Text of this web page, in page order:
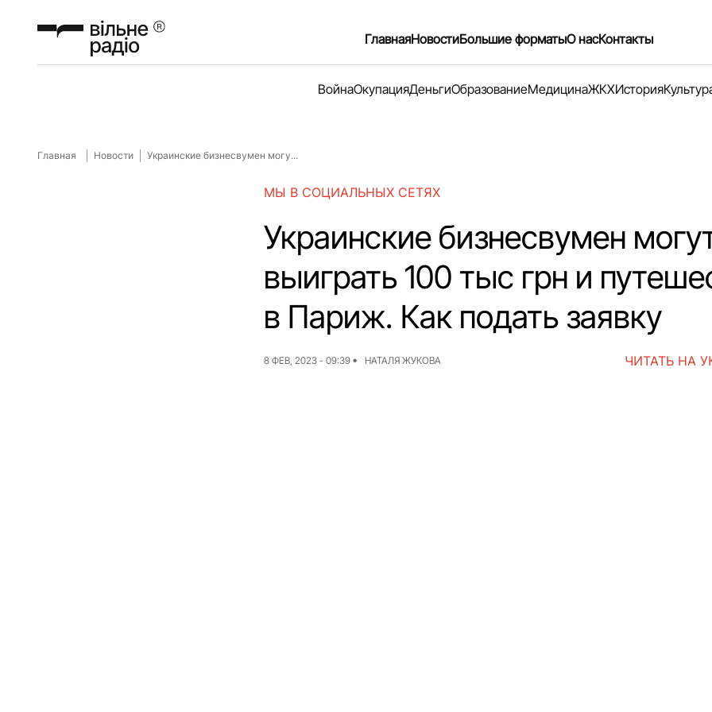
ГлавнаяНовостиБольшие форматыО насКонтакты
ВойнаОкупацияДеньгиОбразованиеМедицинаЖКХИстория
Главная Новости Украинские бизнесвумен могу...
МЫ В СОЦИАЛЬНЫХ СЕТЯХ
Украинские бизнесвумен
выиграть 100 тыс грн и
в Париж. Как подать заявку
8 ФЕВ, 2023 - 09:39 НАТАЛЯ ЖУКОВА ЧИТАТЬ НА